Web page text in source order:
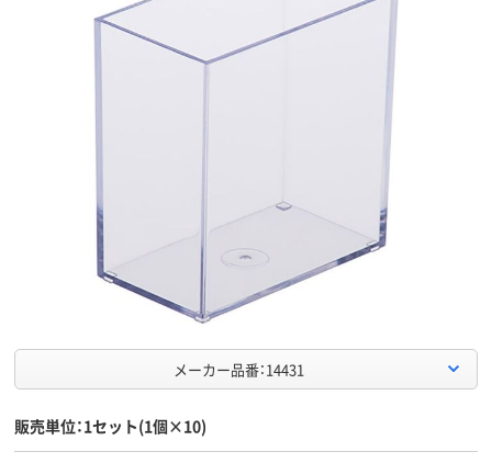
メーカー品番：14431
販売単位：1セット(1個×10)